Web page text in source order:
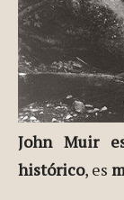
John Muir
histórico, es